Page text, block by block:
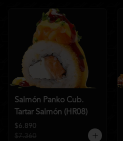
Salmón Panko Cub.
Tartar Salmón (HR08)
$6.890
$7.360